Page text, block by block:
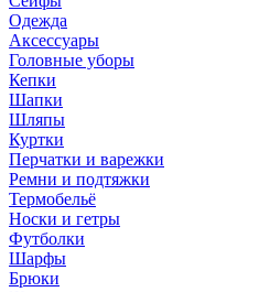
Одежда
Аксессуары
Головные уборы
Кепки
Шапки
Шляпы
Куртки
Перчатки и варежки
Ремни и подтяжки
Термобельё
Носки и гетры
Футболки
Шарфы
Брюки